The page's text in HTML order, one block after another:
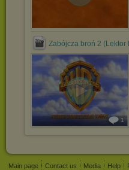
Zabójcza broń 2 (Lektor
1
Main page Contact us Media Help